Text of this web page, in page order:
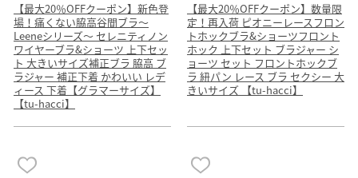
【最大20％OFFクーポン】新色登
場！痛くない脇高谷間ブラ〜
Leeneシリーズ〜 セレニティノン
ワイヤーブラ&ショーツ 上下セッ
ト 大きいサイズ補正ブラ 脇高 ブ
ラジャー 補正下着 かわいい レデ
ィース 下着【グラマーサイズ】
【tu-hacci】
【最大20％OFFクーポン】数量限
定！再入荷 ピオニーレースフロン
トホックブラ&ショーツフロント
ホック 上下セット ブラジャー シ
ョーツ セット フロントホックブ
ラ 紐パン レース ブラ セクシー 大
きいサイズ 【tu-hacci】